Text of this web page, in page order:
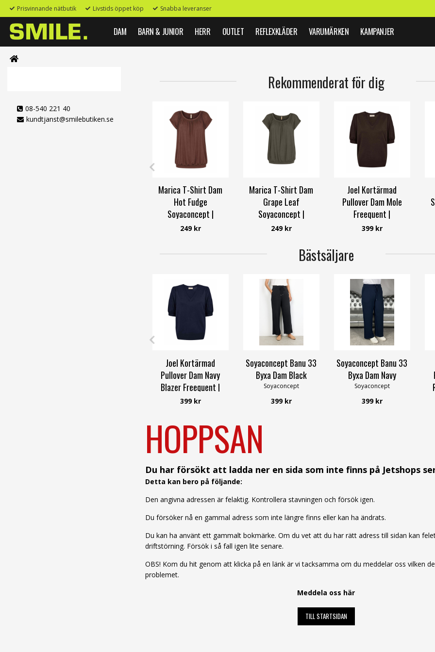
Prisvinnande nätbutik Livstids öppet köp Snabba leveranser
DAM BARN & JUNIOR HERR OUTLET REFLEXKLÄDER VARUMÄRKEN KAMPANJER
08-540 221 40
kundtjanst@smilebutiken.se
Rekommenderat för dig
Marica T-Shirt Dam
Hot Fudge
Soyaconcept |
Smilebutiken
249 kr
Marica T-Shirt Dam
Grape Leaf
Soyaconcept |
Smilebutiken
249 kr
Joel Kortärmad
Pullover Dam Mole
Freequent |
Smilebutiken
399 kr
Bästsäljare
Joel Kortärmad
Pullover Dam Navy
Blazer Freequent |
Smilebutiken
399 kr
Soyaconcept Banu 33
Byxa Dam Black
Soyaconcept
399 kr
Soyaconcept Banu 33
Byxa Dam Navy
Soyaconcept
399 kr
HOPPSAN
Du har försökt att ladda ner en sida som inte finns på Jetshops
Detta kan bero på följande:
Den angivna adressen är felaktig. Kontrollera stavningen och försök igen.
Du försöker nå en gammal adress som inte längre finns eller kan ha ändrats.
Du kan ha använt ett gammalt bokmärke. Om du vet att du har rätt adress till sidan kan
driftstörning. Försök i så fall igen lite senare.
OBS! Kom du hit genom att klicka på en länk är vi tacksamma om du meddelar oss vilken
problemet.
Meddela oss här
TILL STARTSIDAN